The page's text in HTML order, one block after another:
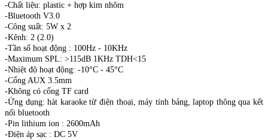
-Chất liệu: plastic + hợp kim nhôm
-Bluetooth V3.0
-Công suất: 5W x 2
-Kênh: 2 (2.0)
-Tần số hoạt động : 100Hz - 10KHz
-Maximum SPL: >115dB 1KHz TDH<15
-Nhiệt độ hoạt động: -10°C - 45°C
-Cổng AUX 3.5mm
-Không có cổng TF card
-Ứng dụng: hát karaoke từ điện thoại, máy tính bảng, laptop thông qua kết
nối bluetooth
-Pin lithium ion : 2600mAh
-Điện áp sạc : DC 5V